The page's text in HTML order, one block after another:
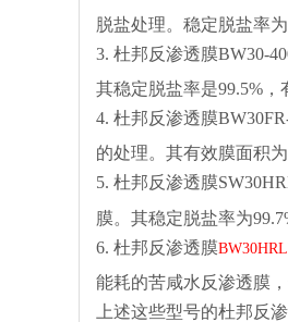
脱盐处理。稳定脱盐率
3. 杜邦反渗透膜BW30-
其稳定脱盐率是99.5%，
4. 杜邦反渗透膜
的处理。其有效膜面积
5. 杜邦反渗透膜
膜。其稳定脱盐率为
6. 杜邦反渗透膜
能耗的苦咸水反渗透膜
上述这些型号的杜邦反